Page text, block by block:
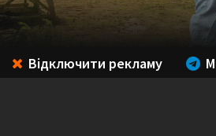
Відключити рекламу